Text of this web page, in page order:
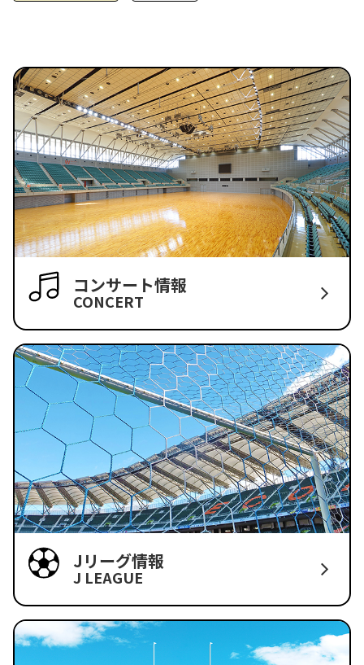
コンサート情報
CONCERT
Jリーグ情報
J LEAGUE